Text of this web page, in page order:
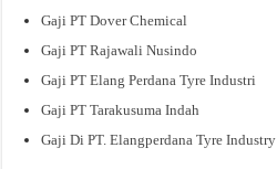
Gaji PT Dover Chemical
Gaji PT Rajawali Nusindo
Gaji PT Elang Perdana Tyre Industri
Gaji PT Tarakusuma Indah
Gaji Di PT. Elangperdana Tyre Industry